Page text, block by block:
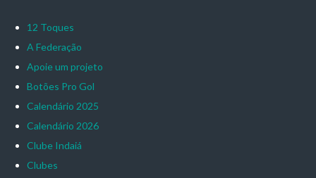
12 Toques
A Federação
Apoie um projeto
Botões Pro Gol
Calendário 2025
Calendário 2026
Clube Indaiá
Clubes